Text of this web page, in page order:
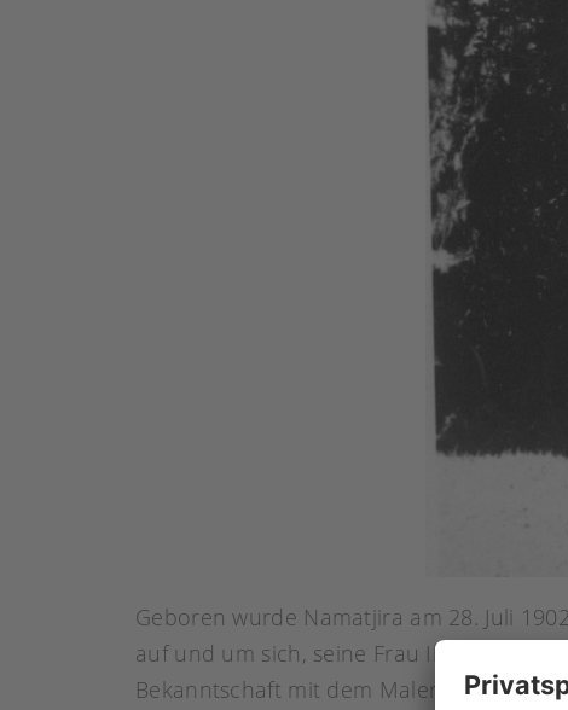
Geboren wurde Namatjira am 28. Juli
auf und um sich, seine Frau Ilkalita und
Bekanntschaft mit dem Maler Rex